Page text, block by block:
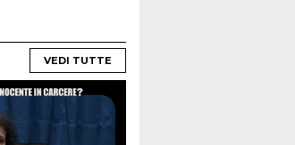
VEDI TUTTE